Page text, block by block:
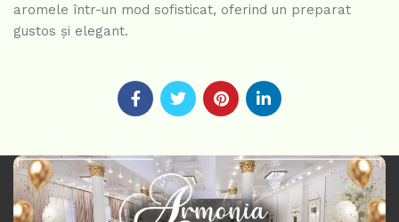
aromele într-un mod sofisticat, oferind un preparat
gustos și elegant.